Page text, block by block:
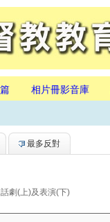
相片冊影音庫
最多反對
劇(上)及表演(下)